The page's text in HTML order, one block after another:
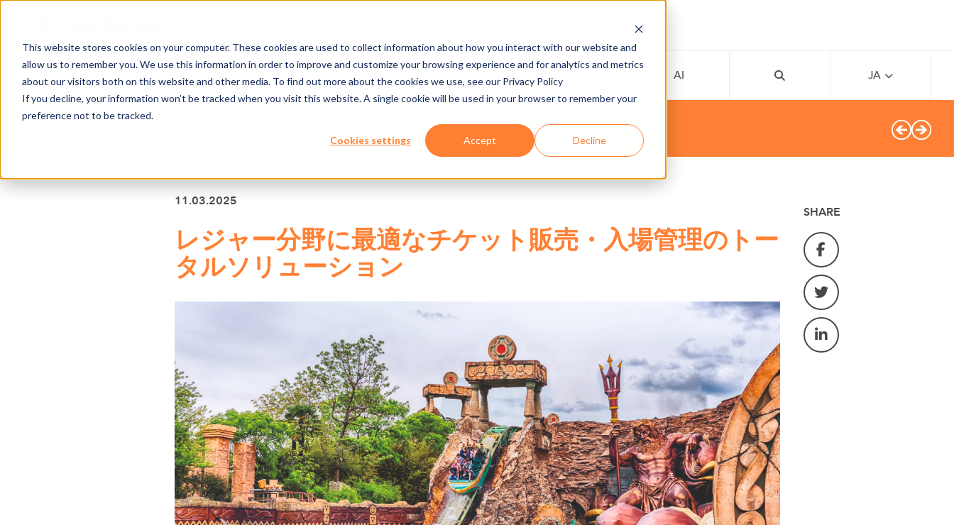
This website stores cookies on your computer. These cookies are used to collect information about how you interact with our website and
allow us to remember you. We use this information in order to improve and customize your browsing experience and for analytics and metrics
about our visitors both on this website and other media. To find out more about the cookies we use, see our Privacy Policy
If you decline, your information won’t be tracked when you visit this website. A single cookie will be used in your browser to remember your
preference not to be tracked.
Cookies settings Accept Decline
ニュース 事業分野 会社案内 カタログ・動画 Eラーニング AI JA
SHARE
11.03.2025
レジャー分野に最適なチケット販売・入場管理のトー
タルソリューション